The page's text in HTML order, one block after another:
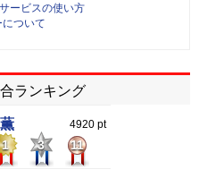
ービスの使い方
ついて
ランキング
4920 pt
1 3 11